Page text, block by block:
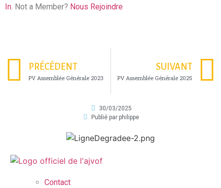
In . Not a Member? Nous Rejoindre
PRÉCÉDENT
PV Assemblée Générale 2023
SUIVANT
PV Assemblée Générale 2025
30/03/2025
Publié par philippe
Contact